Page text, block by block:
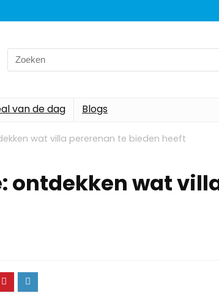
Search
for:
van de dag Blogs
wat villa pererenan te bieden heeft
ontdekken wat